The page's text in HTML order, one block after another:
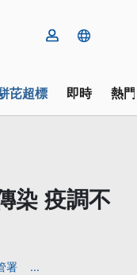
芘超標 即時 熱
染 疫調不
署 ...